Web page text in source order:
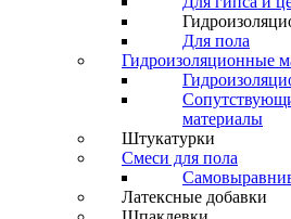
Для пола
Гидроизоляционные
материалы
Штукатурки
Смеси для пола
Латексные добавки